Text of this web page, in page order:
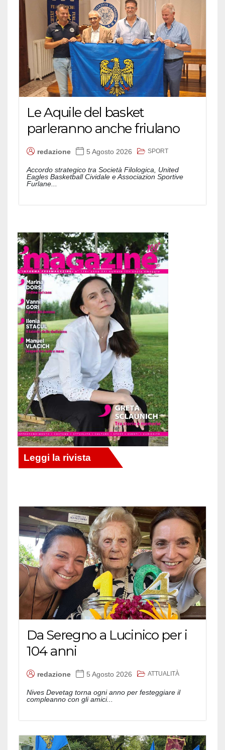
Le Aquile del basket
parleranno anche friulano
redazione 5 Agosto 2026 SPORT
Accordo strategico tra Società Filologica, United
Eagles Basketball Cividale e Associazion Sportive
Furlane...
Da Seregno a Lucinico per i
104 anni
redazione 5 Agosto 2026 ATTUALITÀ
Nives Devetag torna ogni anno per festeggiare il
compleanno con gli amici...